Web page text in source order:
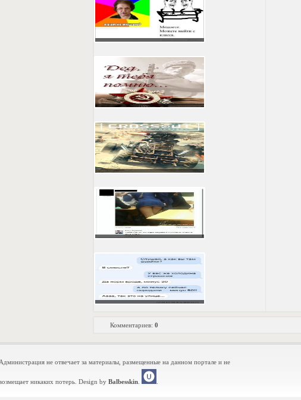
Комментариев: 0
Администрация не отвечает за материалы, размещенные на данном портале и не
никаких потерь. Design by Balbesskin.